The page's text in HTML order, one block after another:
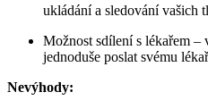
ukládání a sledování vašich
Možnost sdílení s lékařem –
jednoduše poslat svému
Nevýhody: